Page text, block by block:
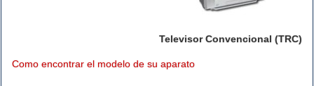
Televisor Convencional (TRC)
Como encontrar el modelo de su aparato